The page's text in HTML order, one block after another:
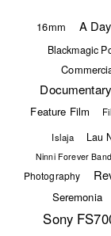
16mm A
Blackmagic
Documentary
Feature Film
Islaja
Lau
Ninni Forever Band
Photography
Seremonia
Sony